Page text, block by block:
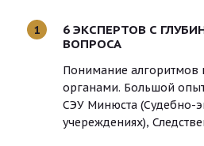
1
6 ЭКСПЕРТОВ С
ВОПРОСА
Понимание алгоритмов
органами. Большой
СЭУ Минюста (Судебно-
учереждениях),